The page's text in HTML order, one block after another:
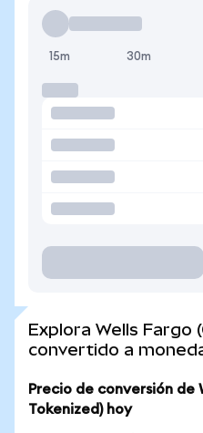
15m 30m
Explora Wells Fargo
convertido a
Precio de conversión de
Tokenized) hoy